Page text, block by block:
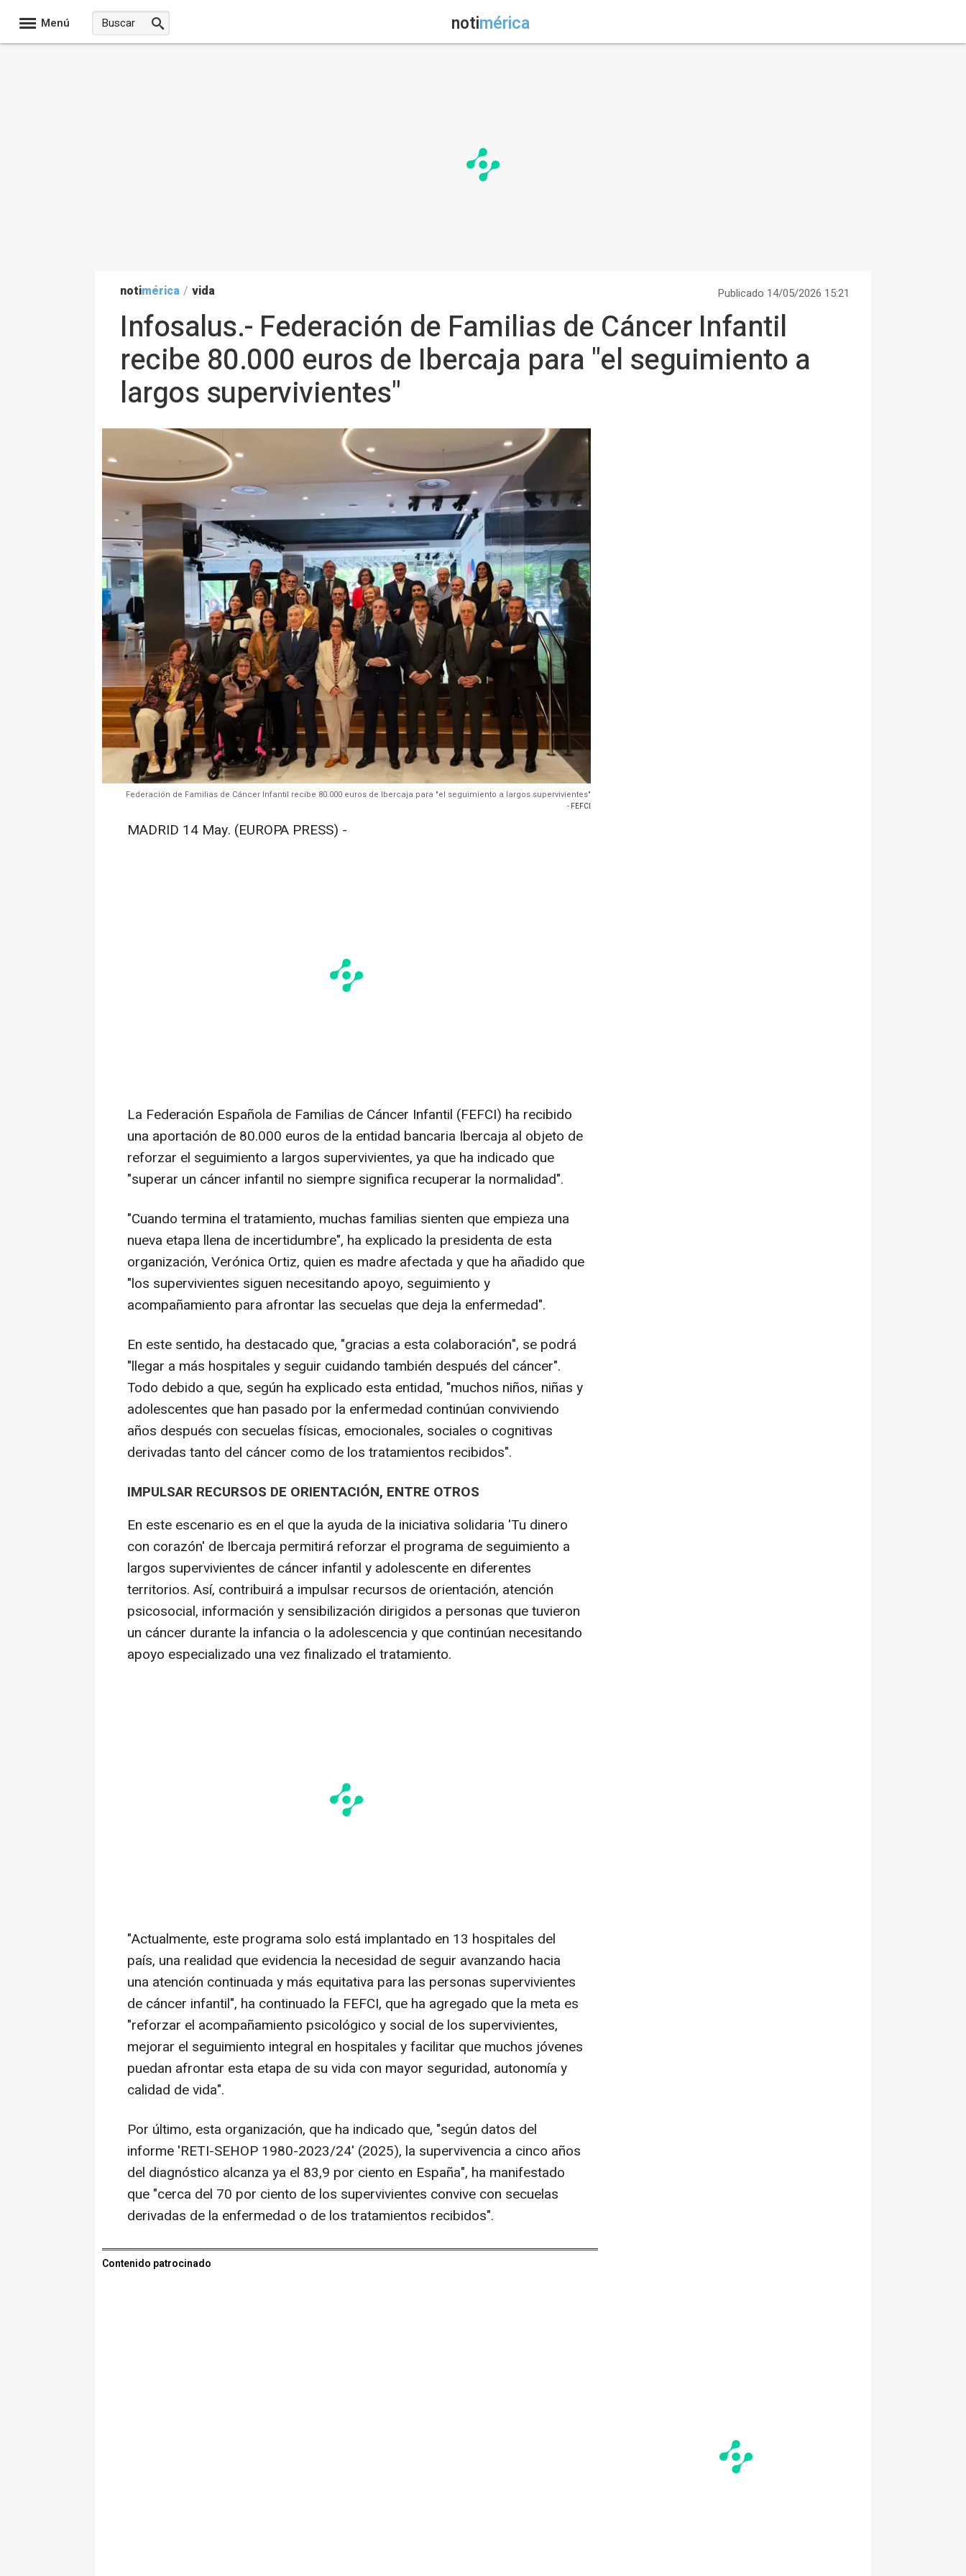
Menú notimérica
notimérica / vida Publicado 14/05/2026 15:21
Infosalus.- Federación de Familias de Cáncer Infantil
recibe 80.000 euros de Ibercaja para "el seguimiento a
largos supervivientes"
Federación de Familias de Cáncer Infantil recibe 80.000 euros de Ibercaja para "el seguimiento a largos supervivientes"
- FEFCI
MADRID 14 May. (EUROPA PRESS) -
La Federación Española de Familias de Cáncer Infantil (FEFCI) ha recibido
una aportación de 80.000 euros de la entidad bancaria Ibercaja al objeto de
reforzar el seguimiento a largos supervivientes, ya que ha indicado que
"superar un cáncer infantil no siempre significa recuperar la normalidad".
"Cuando termina el tratamiento, muchas familias sienten que empieza una
nueva etapa llena de incertidumbre", ha explicado la presidenta de esta
organización, Verónica Ortiz, quien es madre afectada y que ha añadido que
"los supervivientes siguen necesitando apoyo, seguimiento y
acompañamiento para afrontar las secuelas que deja la enfermedad".
En este sentido, ha destacado que, "gracias a esta colaboración", se podrá
"llegar a más hospitales y seguir cuidando también después del cáncer".
Todo debido a que, según ha explicado esta entidad, "muchos niños, niñas y
adolescentes que han pasado por la enfermedad continúan conviviendo
años después con secuelas físicas, emocionales, sociales o cognitivas
derivadas tanto del cáncer como de los tratamientos recibidos".
IMPULSAR RECURSOS DE ORIENTACIÓN, ENTRE OTROS
En este escenario es en el que la ayuda de la iniciativa solidaria 'Tu dinero
con corazón' de Ibercaja permitirá reforzar el programa de seguimiento a
largos supervivientes de cáncer infantil y adolescente en diferentes
territorios. Así, contribuirá a impulsar recursos de orientación, atención
psicosocial, información y sensibilización dirigidos a personas que tuvieron
un cáncer durante la infancia o la adolescencia y que continúan necesitando
apoyo especializado una vez finalizado el tratamiento.
"Actualmente, este programa solo está implantado en 13 hospitales del
país, una realidad que evidencia la necesidad de seguir avanzando hacia
una atención continuada y más equitativa para las personas supervivientes
de cáncer infantil", ha continuado la FEFCI, que ha agregado que la meta es
"reforzar el acompañamiento psicológico y social de los supervivientes,
mejorar el seguimiento integral en hospitales y facilitar que muchos jóvenes
puedan afrontar esta etapa de su vida con mayor seguridad, autonomía y
calidad de vida".
Por último, esta organización, que ha indicado que, "según datos del
informe 'RETI-SEHOP 1980-2023/24' (2025), la supervivencia a cinco años
del diagnóstico alcanza ya el 83,9 por ciento en España", ha manifestado
que "cerca del 70 por ciento de los supervivientes convive con secuelas
derivadas de la enfermedad o de los tratamientos recibidos".
Contenido patrocinado